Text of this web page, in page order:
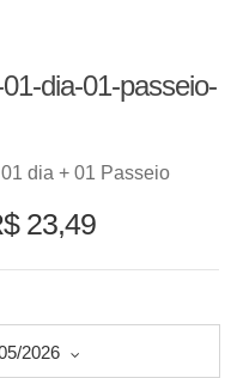
dia-01-passeio-
dia + 01 Passeio
23,49
2026